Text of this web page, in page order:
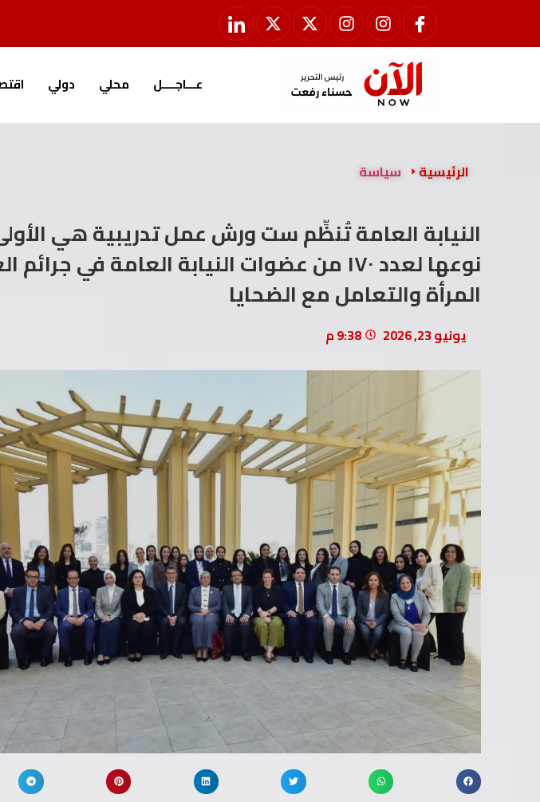
عـــاجــــل محلي دولي
الرئيسية سياسة
النيابة العامة تُنظِّم ست ورش عمل تدريبية هي
نوعها لعدد ١٧٠ من عضوات النيابة العامة في
المرأة والتعامل مع الضحايا
يونيو 23, 2026 9:38 م